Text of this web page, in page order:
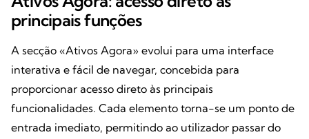
principais funções
A secção «Ativos Agora» evolui para uma interface
interativa e fácil de navegar, concebida para
proporcionar acesso direto às principais
funcionalidades. Cada elemento torna-se um ponto de
entrada imediato, permitindo ao utilizador passar do